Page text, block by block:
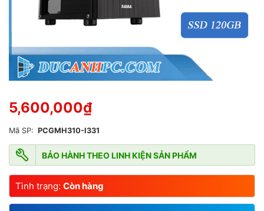
5,600,000₫
Mã SP: PCGMH310-I331
BẢO HÀNH THEO LINH KIỆN SẢN PHẨM
Tình trạng: Còn hàng